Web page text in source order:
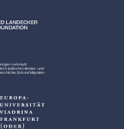
Lehrstuhl
jüdische Literatur- und
Exil und Migration